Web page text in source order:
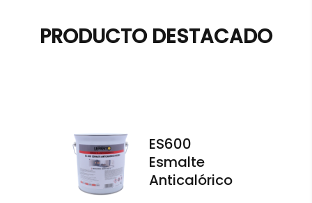
PRODUCTO DESTACADO
ES600
Esmalte
Anticalórico